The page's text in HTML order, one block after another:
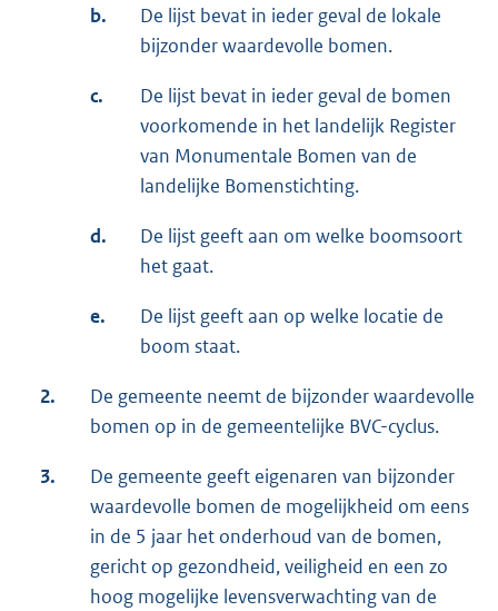
b.
De lijst bevat in ieder geval de lokale
bijzonder waardevolle bomen.
c.
De lijst bevat in ieder geval de bomen
voorkomende in het landelijk Register
van Monumentale Bomen van de
landelijke Bomenstichting.
d.
De lijst geeft aan om welke boomsoort
het gaat.
e.
De lijst geeft aan op welke locatie de
boom staat.
2.
De gemeente neemt de bijzonder waardevolle
bomen op in de gemeentelijke BVC-cyclus.
3.
De gemeente geeft eigenaren van bijzonder
waardevolle bomen de mogelijkheid om eens
in de 5 jaar het onderhoud van de bomen,
gericht op gezondheid, veiligheid en een zo
hoog mogelijke levensverwachting van de